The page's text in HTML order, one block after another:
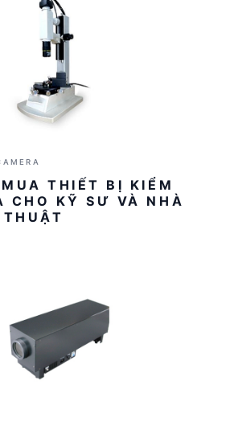
THIẾT BỊ KIỂM
CHO KỸ SƯ VÀ NHÀ